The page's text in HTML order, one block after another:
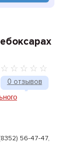
0 отзывов
56-47-47,